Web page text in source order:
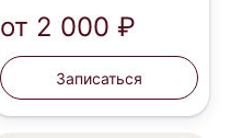
от 2 000 ₽
Записаться